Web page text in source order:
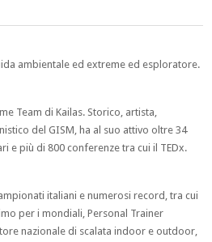
ambientale ed extreme ed esploratore.
Team di Kailas. Storico, artista,
del GISM, ha al suo attivo oltre 34
e più di 800 conferenze tra cui il TEDx.
italiani e numerosi record, tra cui
per i mondiali, Personal Trainer
nazionale di scalata indoor e outdoor,